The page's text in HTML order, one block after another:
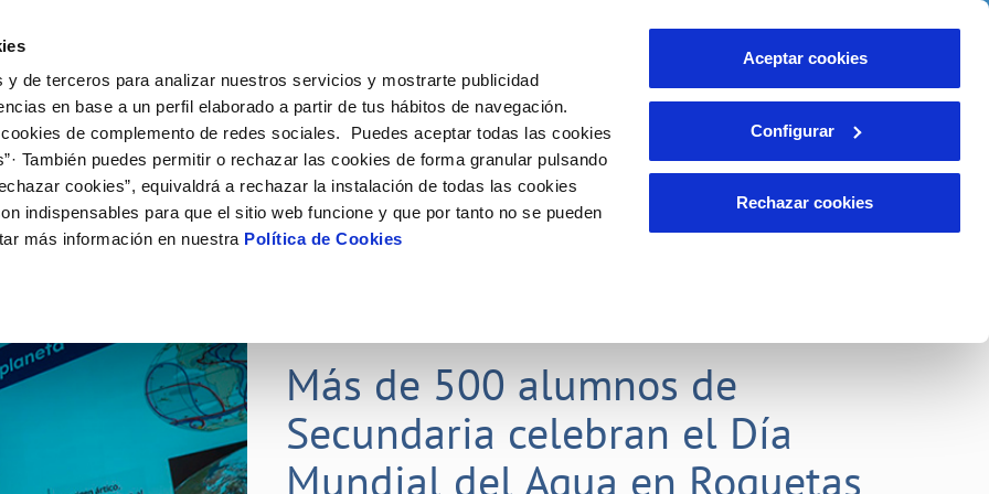
y de terceros para analizar nuestros servicios y mostrarte publicidad
en base a un perfil elaborado a partir de tus hábitos de navegación.
de complemento de redes sociales. Puedes aceptar todas las cookies
También puedes permitir o rechazar las cookies de forma granular pulsando
cookies”, equivaldrá a rechazar la instalación de todas las cookies
indispensables para que el sitio web funcione y que por tanto no se pueden
más información en nuestra Política de Cookies
Aceptar cookies
Configurar
Rechazar cookies
de titular
de suministro
obras
MODIFICACIÓN DE DATOS
Actualizar datos bancarios
Actualizar datos de domicilio
INCIDENCIAS
Comunica anomalías o posibles
VER TODAS LAS GESTIONES
Tu Servicio
AL CLIENTE
contacto
y afectaciones
e impresos
COMPROMISO DE SERVICIO
Carta de compromisos
Customer Counsel (Defensa del cliente)
Tu Agua
del agua
CUIDADOS DEL AGUA
Consejos de ahorro
Medidas contra la sequía
Conócenos
DE GESTIÓN Y CERTIFICADOS
CONTRATACIÓN
Licitaciones en curso
EMPLEO
Nuestros compromisos
Más de 500 alumnos de
Secundaria celebran el Día
Mundial del Agua en Roquetas